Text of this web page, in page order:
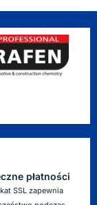
płatności
SSL zapewnia